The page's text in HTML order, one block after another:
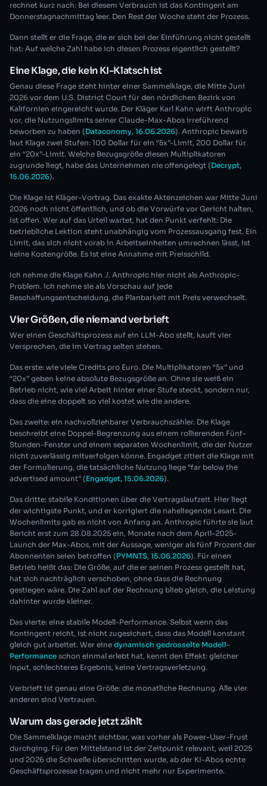
rechnet kurz nach: Bei diesem Verbrauch ist das Kontingent am
Donnerstagnachmittag leer. Den Rest der Woche steht der Prozess.
Dann stellt er die Frage, die er sich bei der Einführung nicht gestellt
hat: Auf welche Zahl habe ich diesen Prozess eigentlich gestellt?
Eine Klage, die kein KI-Klatsch ist
Genau diese Frage steht hinter einer Sammelklage, die Mitte Juni
2026 vor dem U.S. District Court für den nördlichen Bezirk von
Kalifornien eingereicht wurde. Der Kläger Karl Kahn wirft Anthropic
vor, die Nutzungslimits seiner Claude-Max-Abos irreführend
beworben zu haben (Dataconomy, 16.06.2026). Anthropic bewarb
laut Klage zwei Stufen: 100 Dollar für ein “5x”-Limit, 200 Dollar für
ein “20x”-Limit. Welche Bezugsgröße diesen Multiplikatoren
zugrunde liegt, habe das Unternehmen nie offengelegt (Decrypt,
15.06.2026).
Die Klage ist Kläger-Vortrag. Das exakte Aktenzeichen war Mitte Juni
2026 noch nicht öffentlich, und ob die Vorwürfe vor Gericht halten,
ist offen. Wer auf das Urteil wartet, hat den Punkt verfehlt: Die
betriebliche Lektion steht unabhängig vom Prozessausgang fest. Ein
Limit, das sich nicht vorab in Arbeitseinheiten umrechnen lässt, ist
keine Kostengröße. Es ist eine Annahme mit Preisschild.
Ich nehme die Klage Kahn ./. Anthropic hier nicht als Anthropic-
Problem. Ich nehme sie als Vorschau auf jede
Beschaffungsentscheidung, die Planbarkeit mit Preis verwechselt.
Vier Größen, die niemand verbrieft
Wer einen Geschäftsprozess auf ein LLM-Abo stellt, kauft vier
Versprechen, die im Vertrag selten stehen.
Das erste: wie viele Credits pro Euro. Die Multiplikatoren “5x” und
“20x” geben keine absolute Bezugsgröße an. Ohne sie weiß ein
Betrieb nicht, wie viel Arbeit hinter einer Stufe steckt, sondern nur,
dass die eine doppelt so viel kostet wie die andere.
Das zweite: ein nachvollziehbarer Verbrauchszähler. Die Klage
beschreibt eine Doppel-Begrenzung aus einem rollierenden Fünf-
Stunden-Fenster und einem separaten Wochenlimit, die der Nutzer
nicht zuverlässig mitverfolgen könne. Engadget zitiert die Klage mit
der Formulierung, die tatsächliche Nutzung liege “far below the
advertised amount” (Engadget, 15.06.2026).
Das dritte: stabile Konditionen über die Vertragslaufzeit. Hier liegt
der wichtigste Punkt, und er korrigiert die naheliegende Lesart. Die
Wochenlimits gab es nicht von Anfang an. Anthropic führte sie laut
Bericht erst zum 28.08.2025 ein, Monate nach dem April-2025-
Launch der Max-Abos, mit der Aussage, weniger als fünf Prozent der
Abonnenten seien betroffen (PYMNTS, 15.06.2026). Für einen
Betrieb heißt das: Die Größe, auf die er seinen Prozess gestellt hat,
hat sich nachträglich verschoben, ohne dass die Rechnung
gestiegen wäre. Die Zahl auf der Rechnung blieb gleich, die Leistung
dahinter wurde kleiner.
Das vierte: eine stabile Modell-Performance. Selbst wenn das
Kontingent reicht, ist nicht zugesichert, dass das Modell konstant
gleich gut arbeitet. Wer eine dynamisch gedrosselte Modell-
Performance schon einmal erlebt hat, kennt den Effekt: gleicher
Input, schlechteres Ergebnis, keine Vertragsverletzung.
Verbrieft ist genau eine Größe: die monatliche Rechnung. Alle vier
anderen sind Vertrauen.
Warum das gerade jetzt zählt
Die Sammelklage macht sichtbar, was vorher als Power-User-Frust
durchging. Für den Mittelstand ist der Zeitpunkt relevant, weil 2025
und 2026 die Schwelle überschritten wurde, ab der KI-Abos echte
Geschäftsprozesse tragen und nicht mehr nur Experimente.